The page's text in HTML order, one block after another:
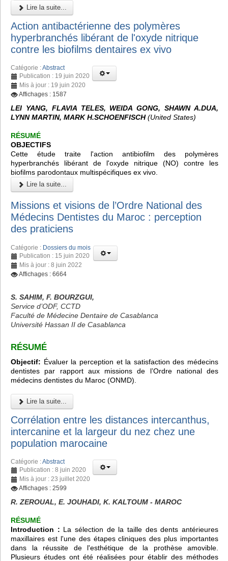
Lire la suite...
Action antibactérienne des polymères
hyperbranchés libérant de l'oxyde nitrique
contre les biofilms dentaires ex vivo
Catégorie :Abstract
Publication : 19 juin 2020
Mis à jour : 19 juin 2020
Affichages : 1587
LEI YANG, FLAVIA TELES, WEIDA GONG, SHAWN A.DUA,
LYNN MARTIN, MARK H.SCHOENFISCH(United States)
RÉSUMÉ
OBJECTIFS
Cette étude traite l'action antibiofilm des polymères
hyperbranchés libérant de l'oxyde nitrique (NO) contre les
biofilms parodontaux multispécifiques ex vivo.
Lire la suite...
Missions et visions de l’Ordre National des
Médecins Dentistes du Maroc : perception
des praticiens
Catégorie : Dossiers du mois
Publication : 15 juin 2020
Mis à jour : 8 juin 2022
Affichages : 6664
S. SAHIM, F. BOURZGUI,
Service d’ODF, CCTD
Faculté de Médecine Dentaire de Casablanca
Université Hassan II de Casablanca
RÉSUMÉ
Objectif: Évaluer la perception et la satisfaction des médecins
dentistes par rapport aux missions de l’Ordre national des
médecins dentistes du Maroc (ONMD).
Lire la suite...
Corrélation entre les distances intercanthus,
intercanine et la largeur du nez chez une
population marocaine
Catégorie :Abstract
Publication : 8 juin 2020
Mis à jour : 23 juillet 2020
Affichages : 2599
R. ZEROUAL, E. JOUHADI, K. KALTOUM - MAROC
RÉSUMÉ
Introduction : La sélection de la taille des dents antérieures
maxillaires est l'une des étapes cliniques des plus importantes
dans la réussite de l'esthétique de la prothèse amovible.
Plusieurs études ont été réalisées pour établir des méthodes